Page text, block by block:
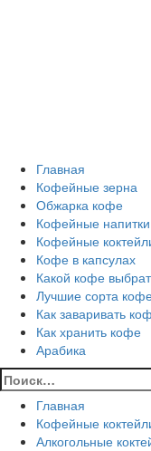
Главная
Кофейные зерна
Обжарка кофе
Кофейные напитки
Кофейные
Кофе в капсулах
Какой кофе
Лучшие сорта
Как заваривать
Как хранить кофе
Арабика
Найти:
Главная
Кофейные
Алкогольные